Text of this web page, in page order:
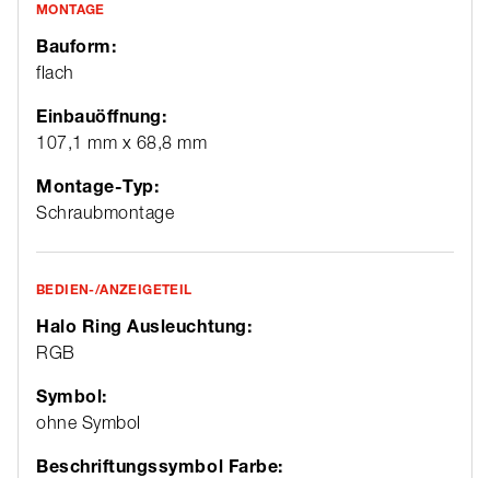
MONTAGE
Bauform:
flach
Einbauöffnung:
107,1 mm x 68,8 mm
Montage-Typ:
Schraubmontage
BEDIEN-/ANZEIGETEIL
Halo Ring Ausleuchtung:
RGB
Symbol:
ohne Symbol
Beschriftungssymbol Farbe: